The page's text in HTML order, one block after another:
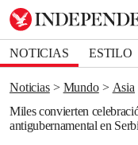
NOTICIAS ESTILO
DEPORTES
Noticias Mundo
Asia
Miles convierten
antigubernamental en
Bookmark
Removed from
Close popover